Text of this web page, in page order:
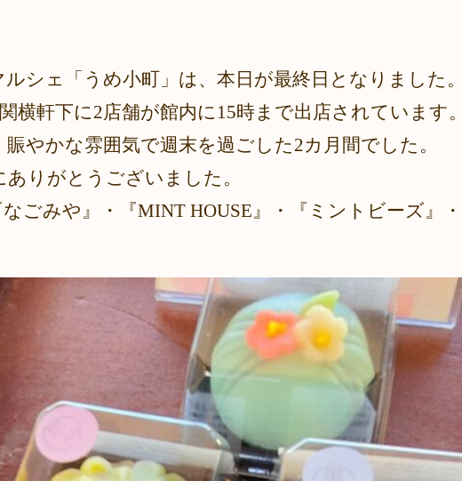
シェ「うめ小町」は、本日が最終日となりました。
横軒下に2店舗が館内に15時まで出店されています。
やかな雰囲気で週末を過ごした2カ月間でした。
りがとうございました。
なごみや』・『MINT HOUSE』・『ミントビーズ』